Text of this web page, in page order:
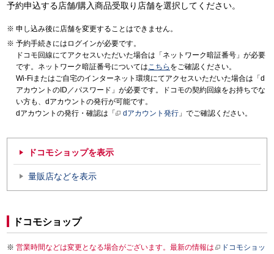
予約申込する店舗/購入商品受取り店舗を選択してください。
申し込み後に店舗を変更することはできません。
予約手続きにはログインが必要です。
ドコモ回線にてアクセスいただいた場合は「ネットワーク暗証番号」が必要
です。ネットワーク暗証番号についてはこちら をご確認ください。
Wi-Fiまたはご自宅のインターネット環境にてアクセスいただいた場合は「d
アカウントのID／パスワード」が必要です。ドコモの契約回線をお持ちでな
い方も、dアカウントの発行が可能です。
dアカウントの発行・確認は「
dアカウント発行 」でご確認ください。
ドコモショップを表示
量販店などを表示
ドコモショップ
営業時間などは変更となる場合がございます。最新の情報は
ドコモショッ